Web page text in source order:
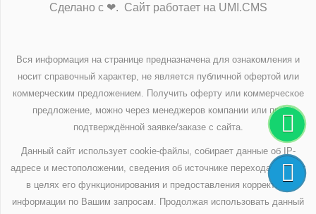
Сделано с ❤. Сайт работает на UMI.CMS
Вся информация на странице предназначена для ознакомления и
носит справочный характер, не является публичной офертой или
коммерческим предложением. Получить оферту или коммерческое
предложение, можно через менеджеров компании или при
подтверждённой заявке/заказе с сайта.
Данный сайт использует cookie-файлы, собирает данные об IP-
адресе и местоположении, сведения об источнике перехода на сайт
в целях его функционирования и предоставления корректной
информации по Вашим запросам. Продолжая использовать данный